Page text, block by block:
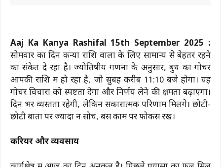
Aaj Ka Kanya Rashifal 15th September 2025 :
सोमवार का दिन कन्या राशि वालों के लिए सामान्य से बेहतर रहने
का संकेत दे रहा है। ज्योतिषीय गणना के अनुसार, बुध का गोचर
आपकी राशि में हो रहा है, जो सुबह करीब 11:10 बजे होगा। यह
गोचर विचारों को स्पष्टता देगा और निर्णय लेने की क्षमता बढ़ाएगा।
दिन भर व्यस्तता रहेगी, लेकिन सकारात्मक परिणाम मिलेंगे। छोटी-
छोटी बातों पर ज्यादा न सोचें, बस काम पर फोकस रखें।
करियर और व्यवसाय